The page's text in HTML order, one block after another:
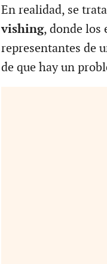
En realidad, se
vishing, donde los
representantes de
de que hay un